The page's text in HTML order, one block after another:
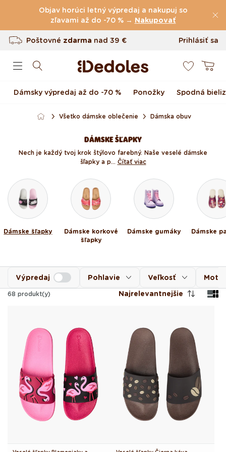
Preskočiť na obsah
Objav horúci letný výpredaj a nakupuj so
zľavami až do -70 % → Nakupovať
Poštovnézdarma nad39 €
Vrátenie tovaru až do 100 dní
Originálny dizajn navrhnutý u nás
Prihlásiť sa
Košík
Dámsky výpredaj až do -70 % Ponožky Spodná
Všetko dámske oblečenie Dámska obuv
DÁMSKE ŠĽAPKY
Nech je každý tvoj krok štýlovo farebný. Naše veselé dámske
šľapky a p... Čítať viac
Dámske šľapky
Dámske korkové
šľapky
Dámske gumáky Dámske
Pohlavie Veľkosť Motív
Výpredaj
68 produkt(y) Najrelevantnejšie